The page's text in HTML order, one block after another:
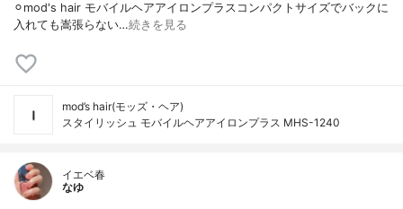
⚪︎mod's hair モバイルヘアアイロンプラスコンパクトサイズでバックに
入れても嵩張らない…続きを見る
mod’s hair(モッズ・ヘア)
スタイリッシュ モバイルヘアアイロンプラス MHS-1240
イエベ春
なゆ